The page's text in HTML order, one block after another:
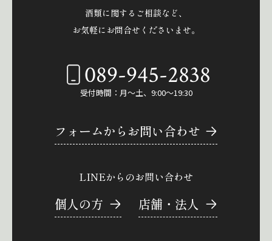
酒類に関するご相談など、
お気軽にお問合せくださいませ。
089-945-2838
受付時間：月～土、9:00～19:30
フォームからお問い合わせ
LINEからのお問い合わせ
個人の方 店舗・法人